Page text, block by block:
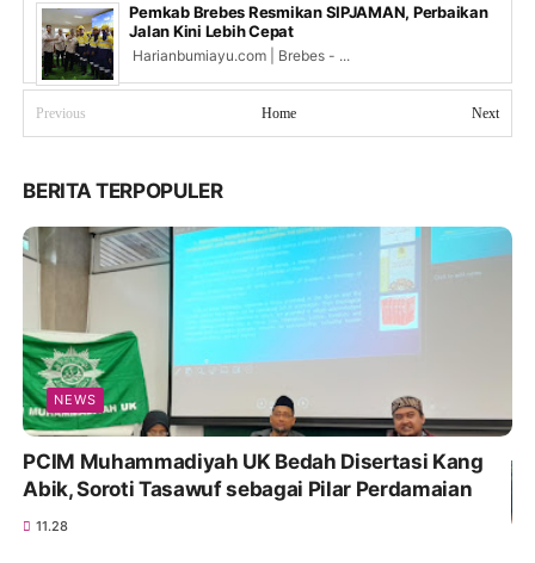
Pemkab Brebes Resmikan SIPJAMAN, Perbaikan
Jalan Kini Lebih Cepat
Harianbumiayu.com | Brebes - ...
Previous Next
Home
BERITA TERPOPULER
NEWS
PCIM Muhammadiyah UK Bedah Disertasi Kang
Abik, Soroti Tasawuf sebagai Pilar Perdamaian
11.28